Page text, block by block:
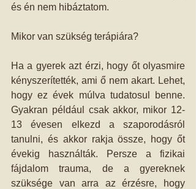
és én nem hibáztatom.
Mikor van szükség terápiára?
Ha a gyerek azt érzi, hogy őt olyasmire
kényszerítették, ami ő nem akart. Lehet,
hogy ez évek múlva tudatosul benne.
Gyakran például csak akkor, mikor 12-
13 évesen elkezd a szaporodásról
tanulni, és akkor rakja össze, hogy őt
évekig használták. Persze a fizikai
fájdalom trauma, de a gyereknek
szüksége van arra az érzésre, hogy